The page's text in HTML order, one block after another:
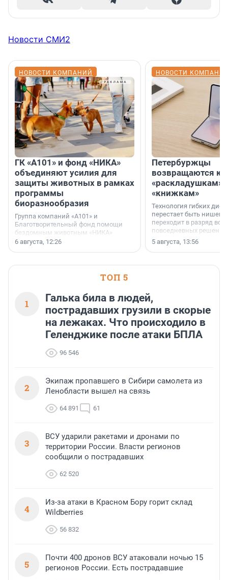
Новости СМИ2
НОВОСТИ КОМПАНИЙ
ГК «А101» и фонд «НИКА»
объединяют усилия для
защиты животных в рамках
программы
биоразнообразия
Группа компаний «А101» и
Благотворительный фонд помощи
бездомным животным «НИКА»
заключили соглашение о
6 августа, 12:26
НОВОСТИ
Петербуржцы
возвращаются к
«раскладушкам»
«книжкам»
Технология гибких
перестает быть
переходит в разряд
повседневных
5 августа, 13:56
ТОП 5
1
Галька била в людей,
пострадавших грузили в скорые
на лежаках. Что происходило в
Геленджике после атаки БПЛА
96 546
2
Экипаж пропавшего в Сибири самолета из
Ленобласти вышел на связь
64 891 61
3
ВСУ ударили ракетами и дронами по
территории России. Власти регионов
сообщили о пострадавших
62 520
4
Из-за атаки в Красном Бору горит склад
Wildberries
56 832
5
Почти 400 дронов ВСУ атаковали ночью 15
регионов России. Есть пострадавшие